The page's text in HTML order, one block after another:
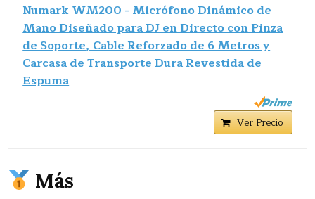
Numark WM200 - Micrófono Dinámico de
Mano Diseñado para DJ en Directo con Pinza
de Soporte, Cable Reforzado de 6 Metros y
Carcasa de Transporte Dura Revestida de
Espuma
Ver Precio
Más